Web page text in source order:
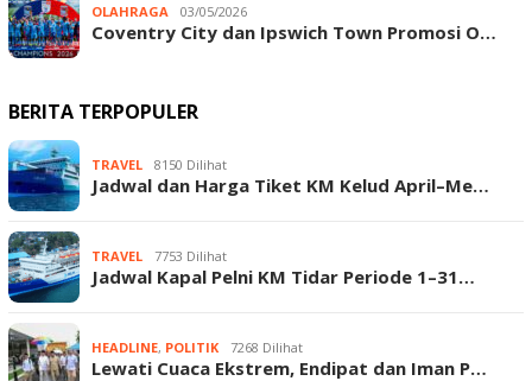
OLAHRAGA 03/05/2026
Coventry City dan Ipswich Town Promosi O…
BERITA TERPOPULER
TRAVEL 8150 Dilihat
Jadwal dan Harga Tiket KM Kelud April–Me…
TRAVEL 7753 Dilihat
Jadwal Kapal Pelni KM Tidar Periode 1–31…
HEADLINE, POLITIK 7268 Dilihat
Lewati Cuaca Ekstrem, Endipat dan Iman P…